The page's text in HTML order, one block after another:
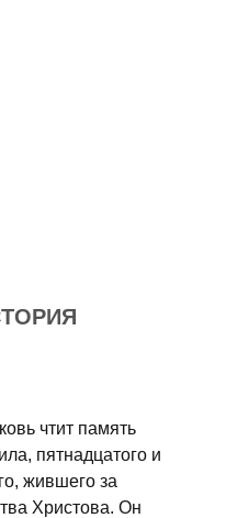
чтит память
пятнадцатого и
жившего за
Христова. Он